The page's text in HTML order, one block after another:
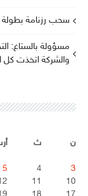
سحب رزنامة بطولة
والشركة اتخذت كل
ن
ث
3
4
5
10
11